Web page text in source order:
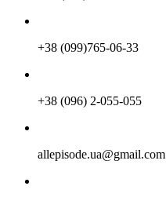
+38 (099)765-06-33
+38 (096) 2-055-055
allepisode.ua@gmail.com